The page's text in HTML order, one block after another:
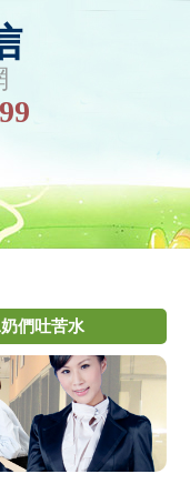
們吐苦水